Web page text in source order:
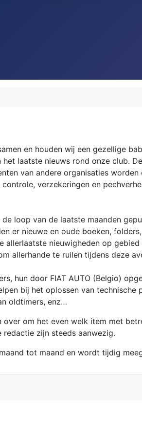
en houden wij een gezellige
laatste nieuws rond onze club.
van andere organisaties
verzekeringen en
loop van de laatste maanden
er nieuwe en oude boeken,
allerlaatste nieuwigheden op
allerhande te ruilen tijdens deze
hun door FIAT AUTO (Belgio)
bij het oplossen van
oldtimers, enz…
om het even welk item met
zijn steeds aanwezig.
tot maand en wordt tijdig